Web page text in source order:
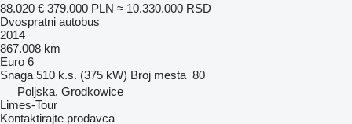
88.020 € 379.000 PLN ≈ 10.330.000 RSD
Dvospratni autobus
2014
867.008 km
Euro 6
Snaga 510 k.s. (375 kW) Broj mesta 80
Poljska, Grodkowice
Limes-Tour
Kontaktirajte prodavca